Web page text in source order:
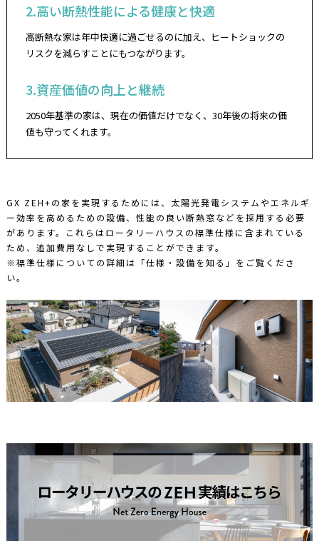
2.高い断熱性能による健康と快適
高断熱な家は年中快適に過ごせるのに加え、ヒートショックの
リスクを減らすことにもつながります。
3.資産価値の向上と継続
2050年基準の家は、現在の価値だけでなく、30年後の将来の価
値も守ってくれます。
GX ZEH+の家を実現するためには、太陽光発電システムやエネルギ
ー効率を高めるための設備、性能の良い断熱窓などを採用する必要
があります。これらはロータリーハウスの標準仕様に含まれている
ため、追加費用なしで実現することができます。
※標準仕様についての詳細は「仕様・設備を知る」をご覧くださ
い。